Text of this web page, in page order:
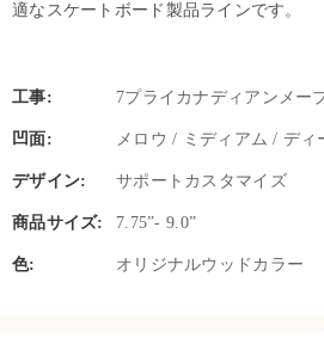
適なスケートボード製品ラインです。
工事: 7プライカナディアンメー
凹面: メロウ / ミディアム / ディ
デザイン: サポートカスタマイズ
商品サイズ: 7.75”- 9.0”
色: オリジナルウッドカラー